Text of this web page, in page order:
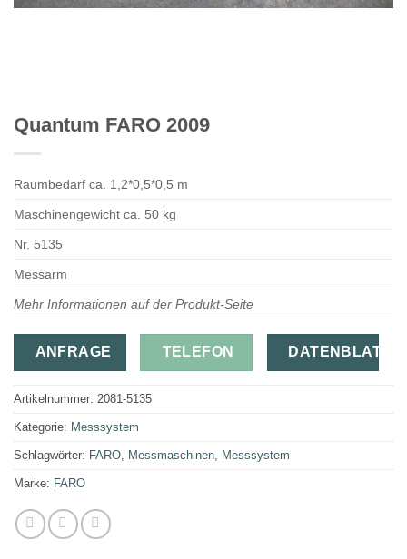
Quantum FARO 2009
Raumbedarf ca. 1,2*0,5*0,5 m
Maschinengewicht ca. 50 kg
Nr. 5135
Messarm
Mehr Informationen auf der Produkt-Seite
ANFRAGE TELEFON DATENBLATT
Artikelnummer: 2081-5135
Kategorie: Messsystem
Schlagwörter: FARO, Messmaschinen, Messsystem
Marke: FARO